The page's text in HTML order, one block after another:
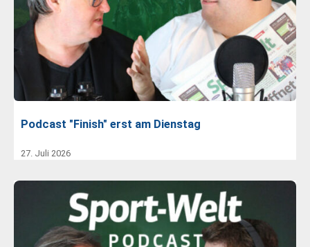
Podcast "Finish" erst am Dienstag
27. Juli 2026